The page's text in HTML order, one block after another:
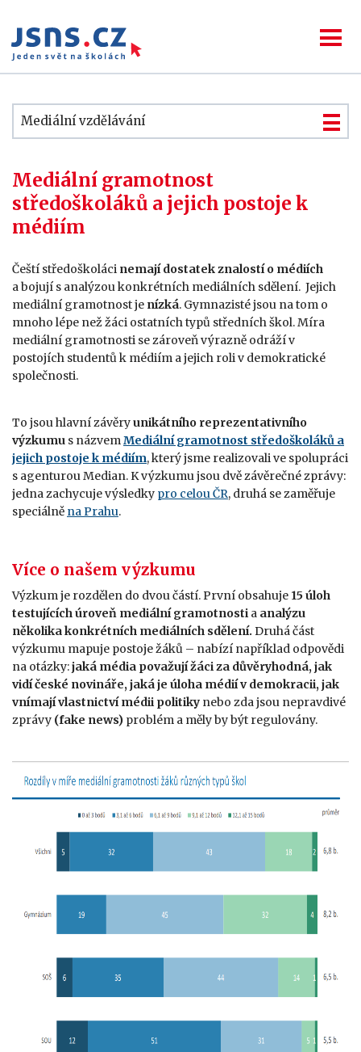
Mediální vzdělávání
Mediální gramotnost
středoškoláků a jejich postoje k
médiím
Čeští středoškoláci nemají dostatek znalostí o médiích
a bojují s analýzou konkrétních mediálních sdělení. Jejich
mediální gramotnost je nízká. Gymnazisté jsou na tom o
mnoho lépe než žáci ostatních typů středních škol.Míra
mediální gramotnosti se zároveň výrazně odráží v
postojích studentů k médiím a jejich roli v demokratické
společnosti.
To jsou hlavní závěryunikátního reprezentativního
výzkumu s názvemMediální gramotnost středoškoláků a
jejich postoje k médiím, který jsme realizovali ve spolupráci
s agenturou Median. K výzkumu jsou dvě závěrečné zprávy:
jedna zachycuje výsledky pro celou ČR, druhá se zaměřuje
speciálně na Prahu.
Více o našem výzkumu
Výzkum je rozdělen do dvou částí. První obsahuje 15 úloh
testujících úroveň mediální gramotnosti a analýzu
několika konkrétních mediálních sdělení. Druhá část
výzkumu mapuje postoje žáků – nabízí například odpovědi
na otázky:jaká média považují žáci za důvěryhodná,jak
vidí české novináře, jaká je úloha médií v demokracii, jak
vnímají vlastnictví médii politiky nebo zda jsou nepravdivé
zprávy (fake news) problém a měly by být regulovány.